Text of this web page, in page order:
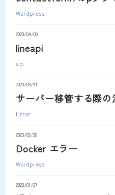
Wordpress
2023/04/03
lineapi
api
2023/03/31
サーバー移管する際の
Error
2023/02/20
Docker エラー
Wordpress
2023/01/27